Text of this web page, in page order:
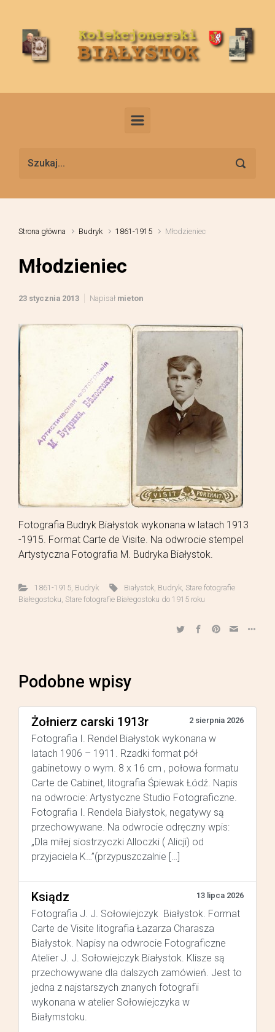
Strona główna Budryk 1861-1915 Młodzieniec
Młodzieniec
23 stycznia 2013 Napisał mieton
Fotografia Budryk Białystok wykonana w latach 1913
-1915. Format Carte de Visite. Na odwrocie stempel
Artystyczna Fotografia M. Budryka Białystok.
1861-1915, Budryk Białystok Budryk Stare fotografie
Białegostoku Stare fotografie Białegostoku do 1915 roku
Podobne wpisy
Żołnierz carski 1913r 2 sierpnia 2026
Fotografia I. Rendel Białystok wykonana w
latach 1906 – 1911. Rzadki format pół
gabinetowy o wym. 8 x 16 cm , połowa formatu
Carte de Cabinet, litografia Śpiewak Łódź. Napis
na odwrocie: Artystyczne Studio Fotograficzne.
Fotografia I. Rendela Białystok, negatywy są
przechowywane. Na odwrocie odręczny wpis:
„Dla miłej siostrzyczki Alloczki ( Alicji) od
przyjaciela K…”(przypuszczalnie […]
Ksiądz 13 lipca 2026
Fotografia J. J. Sołowiejczyk Białystok. Format
Carte de Visite litografia Łazarza Charasza
Białystok. Napisy na odwrocie Fotograficzne
Atelier J. J. Sołowiejczyk Białystok. Klisze są
przechowywane dla dalszych zamówień. Jest to
jedna z najstarszych znanych fotografii
wykonana w atelier Sołowiejczyka w
Białymstoku.